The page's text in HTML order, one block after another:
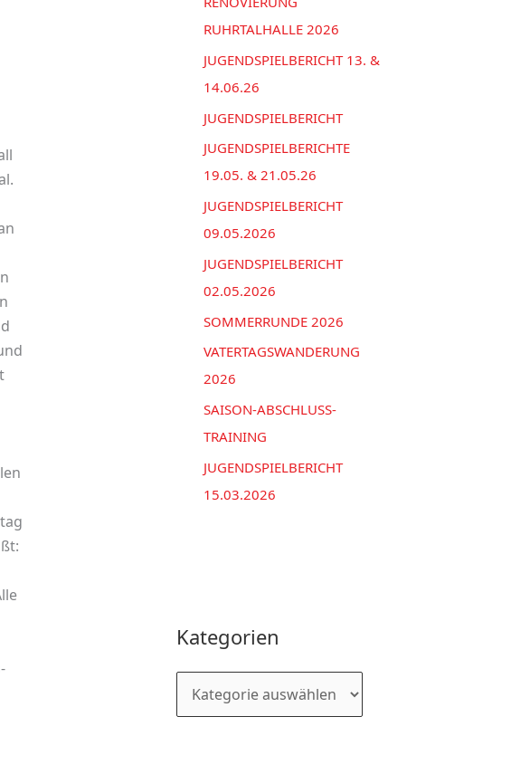
RUHRTALHALLE 2026
JUGENDSPIELBERICHT 13. &
14.06.26
JUGENDSPIELBERICHT
JUGENDSPIELBERICHTE
19.05. & 21.05.26
JUGENDSPIELBERICHT
09.05.2026
JUGENDSPIELBERICHT
02.05.2026
SOMMERRUNDE 2026
VATERTAGSWANDERUNG
2026
SAISON-ABSCHLUSS-
TRAINING
JUGENDSPIELBERICHT
15.03.2026
Kategorien